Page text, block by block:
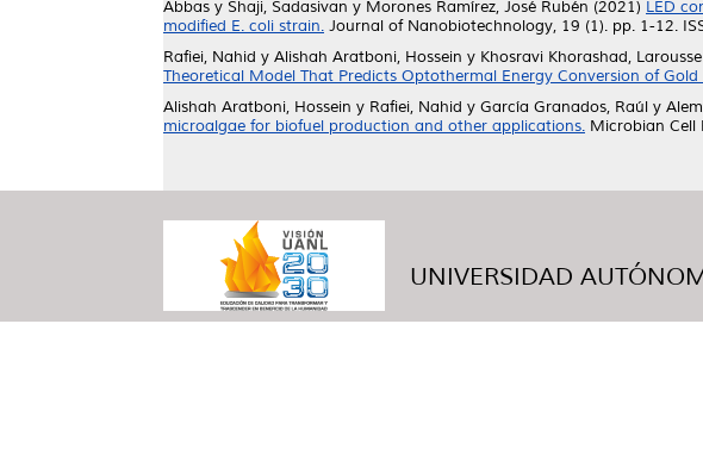
Abbas y Shaji, Sadasivan y Morones Ramírez, José Rubén (2021) LED
modified E. coli strain. Journal of Nanobiotechnology, 19 (1). pp. 1-12.
Rafiei, Nahid y Alishah Aratboni, Hossein y Khosravi Khorashad, Larousse
Theoretical Model That Predicts Optothermal Energy Conversion of
Alishah Aratboni, Hossein y Rafiei, Nahid y García Granados, Raúl y
microalgae for biofuel production and other applications. Microbian Cell
UNIVERSIDAD